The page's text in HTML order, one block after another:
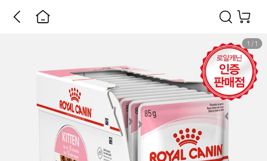
1 / 1